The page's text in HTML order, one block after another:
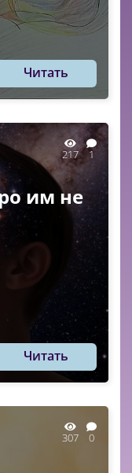
Читать
217 1
им не
Читать
307 0